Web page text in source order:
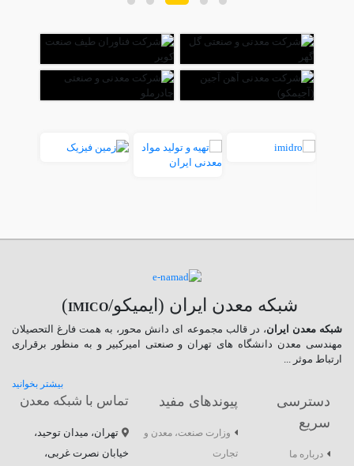
شبکه معدن ایران (ایمیکو/IMICO
)
شبکه معدن ایران، در قالب مجموعه ای دانش محور، به همت فارغ­ التحصیلان
مهندسی معدن دانشگاه ­های تهران و صنعتی امیرکبیر و به منظور برقراری
ارتباط موثر ...
بیشتر بخوانید
دسترسی
سریع
درباره ما
پیوندهای مفید
وزارت صنعت، معدن و
تجارت
تماس با شبکه معدن
تهران، میدان توحید،
خیابان نصرت غربی،